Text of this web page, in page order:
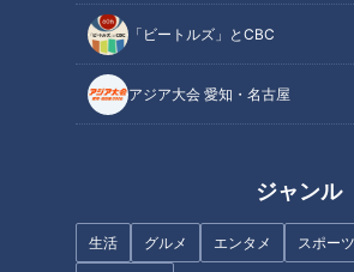
「ビートルズ」とCBC
アジア大会 愛知・名古屋
ジャンル
生活 グルメ エンタメ スポーツ
「サンデードラゴンズ」より勝野昌慶投手(C)CBCテ
筆者が今最もプロ野球選手の中で応援し